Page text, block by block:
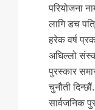
परियोजना
लागि डच
हरेक वर्ष
अघिल्लो
पुरस्कार
चुनौती
सार्वजनिक